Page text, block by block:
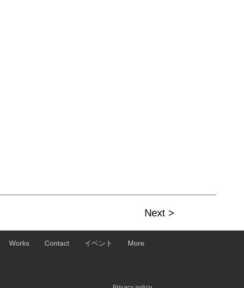
Next >
Works Contact イベント More